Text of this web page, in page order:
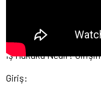
İş Hukuku Nedir?
Giriş: